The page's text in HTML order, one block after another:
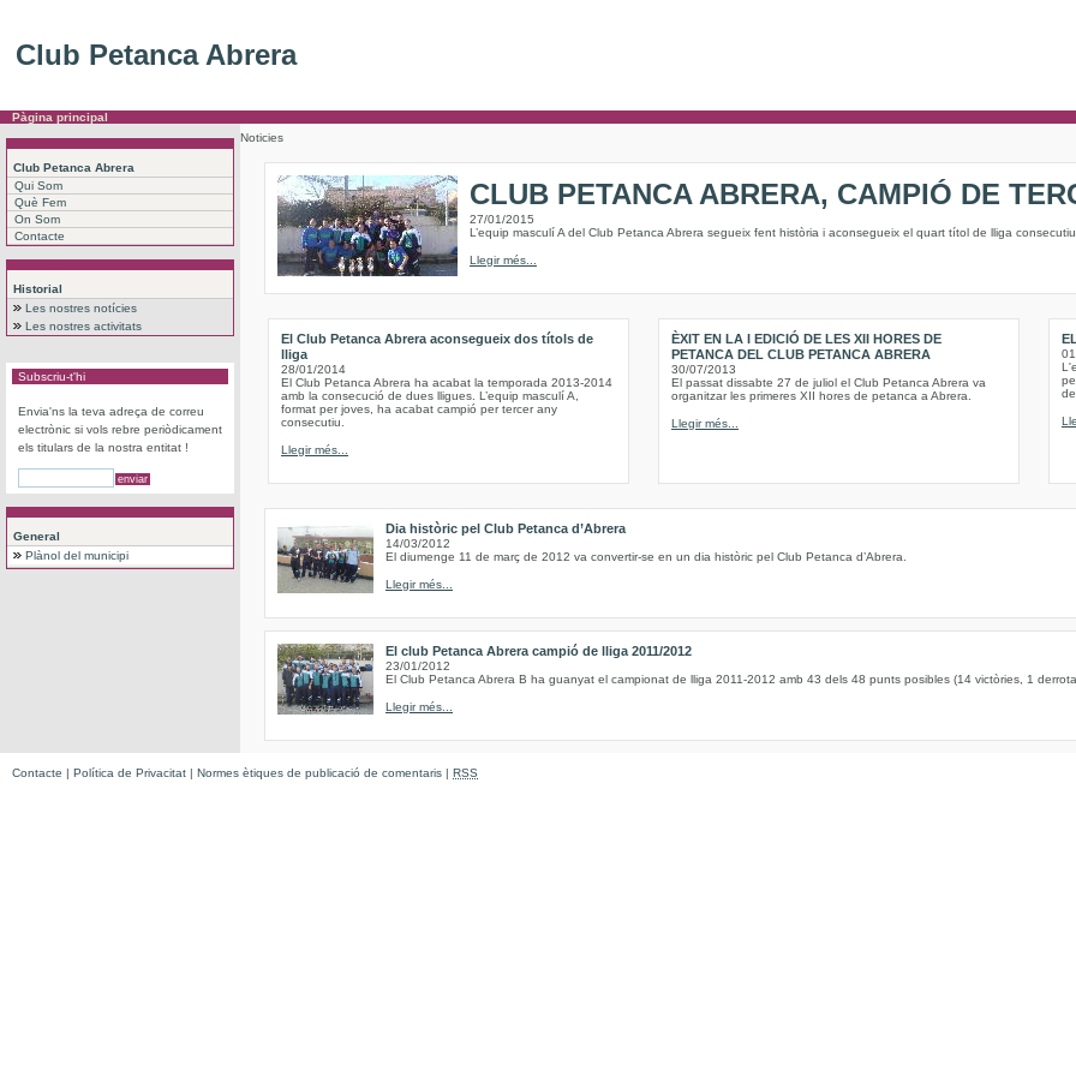
Club Petanca Abrera
Pàgina principal
Club Petanca Abrera
Qui Som
Què Fem
On Som
Contacte
Historial
Les nostres notícies
Les nostres activitats
Subscriu-t'hi
Envia'ns la teva adreça de correu
electrònic si vols rebre periòdicament
els titulars de la nostra entitat !
General
Plànol del municipi
Noticies
CLUB PETANCA ABRERA, CAMPIÓ DE
27/01/2015
L’equip masculí A del Club Petanca Abrera segueix fent història i aconsegueix el quart títol de lliga consecutiu.
Llegir més...
El Club Petanca Abrera aconsegueix dos títols de
lliga
28/01/2014
El Club Petanca Abrera ha acabat la temporada 2013-2014
amb la consecució de dues lligues. L’equip masculí A,
format per joves, ha acabat campió per tercer any
consecutiu.
Llegir més...
ÈXIT EN LA I EDICIÓ DE LES XII HORES DE
PETANCA DEL CLUB PETANCA ABRERA
30/07/2013
El passat dissabte 27 de juliol el Club Petanca Abrera va
organitzar les primeres XII hores de petanca a Abrera.
Llegir més...
de
Dia històric pel Club Petanca d’Abrera
14/03/2012
El diumenge 11 de març de 2012 va convertir-se en un dia històric pel Club Petanca d’Abrera.
Llegir més...
El club Petanca Abrera campió de lliga 2011/2012
23/01/2012
El Club Petanca Abrera B ha guanyat el campionat de lliga 2011-2012 amb 43 dels 48 punts posibles (14 victòries, 1
Llegir més...
Contacte | Política de Privacitat | Normes ètiques de publicació de comentaris | RSS